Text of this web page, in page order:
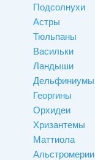
Подсолнухи
Астры
Тюльпаны
Васильки
Ландыши
Дельфиниумы
Георгины
Орхидеи
Хризантемы
Маттиола
Альстромерии